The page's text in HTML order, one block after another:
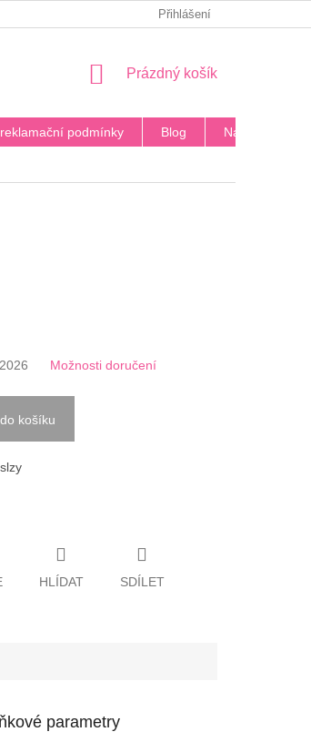
OCHRANY OSOBNÍCH ÚDAJŮ BLOG
Přihlášení
NÁKUPNÍ
Prázdný košík
podmínky Blog Napište nám
Možnosti doručení
košíku
HLÍDAT SDÍLET
parametry